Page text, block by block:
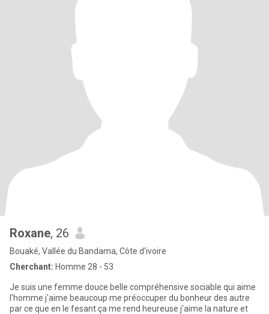
Roxane, 26
Bouaké, Vallée du Bandama, Côte d'ivoire
Cherchant: Homme 28 - 53
Je suis une femme douce belle compréhensive sociable qui aime
l'homme j'aime beaucoup me préoccuper du bonheur des autre
par ce que en le fesant ça me rend heureuse j'aime la nature et